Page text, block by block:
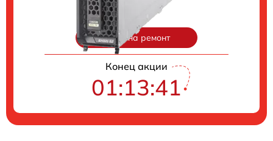
Цены на ремонт
Конец акции
01:13:40